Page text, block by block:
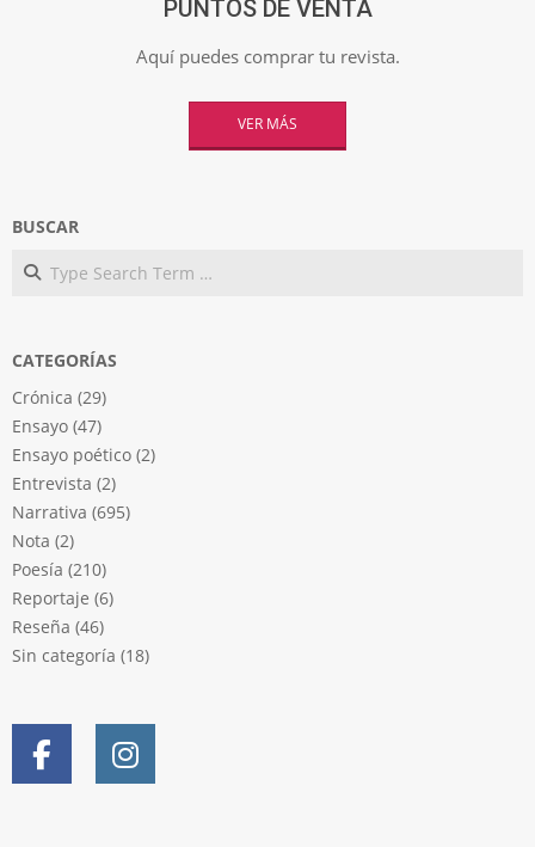
PUNTOS DE VENTA
Aquí puedes comprar tu revista.
VER MÁS
BUSCAR
Search
CATEGORÍAS
Crónica (29)
Ensayo (47)
Ensayo poético (2)
Entrevista (2)
Narrativa (695)
Nota (2)
Poesía (210)
Reportaje (6)
Reseña (46)
Sin categoría (18)